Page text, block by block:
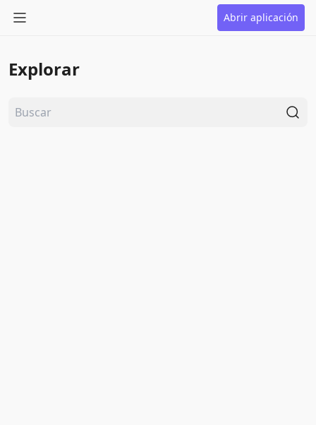
Abrir aplicación
Explorar